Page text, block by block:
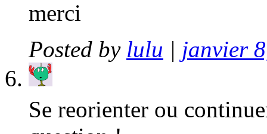
merci
Posted by lulu | janvier
Se reorienter ou